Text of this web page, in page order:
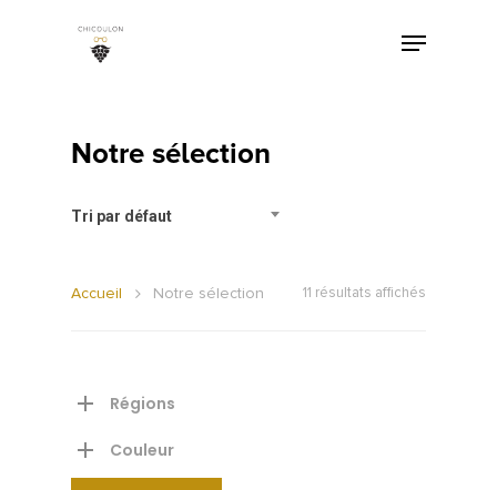
Notre sélection
Tri par défaut
11 résultats affichés
Accueil Notre sélection
Régions
Couleur